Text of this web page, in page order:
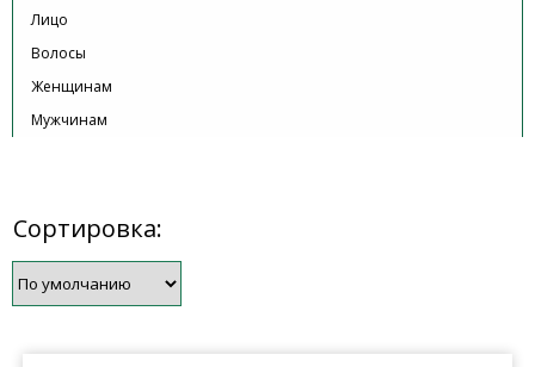
Лицо
Волосы
Женщинам
Мужчинам
Сортировка: